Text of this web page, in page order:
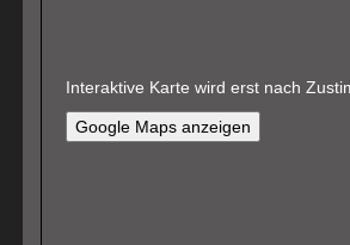
Interaktive Karte wird erst nach
Google Maps anzeigen